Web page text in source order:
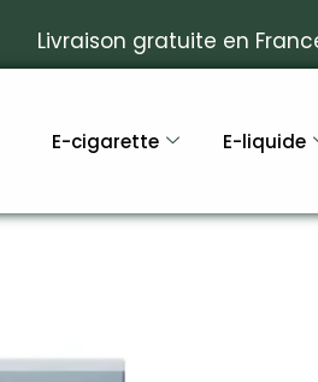
Livraison gratuite en
E-cigarette E-liquide